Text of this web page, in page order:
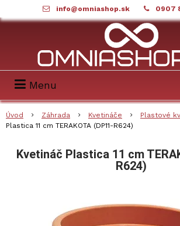
info@omniashop.sk 0907
Menu
Úvod Záhrada Kvetináče Plastové
Plastica 11 cm TERAKOTA (DP11-R624)
Kvetináč Plastica 11 cm
R624)